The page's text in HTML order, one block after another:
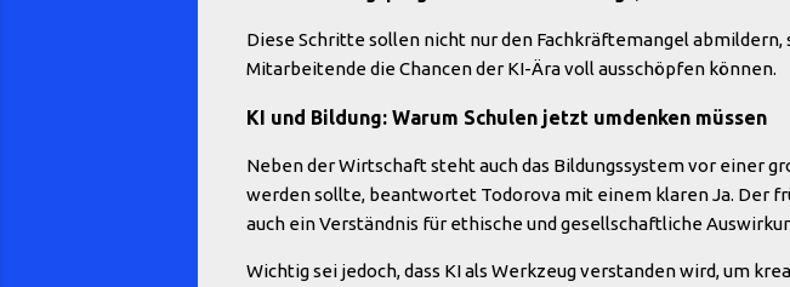
Diese Schritte sollen nicht nur den Fachkräftemangel
Mitarbeitende die Chancen der KI-Ära voll ausschöpfen können.
KI und Bildung: Warum Schulen jetzt umdenken müssen
Neben der Wirtschaft steht auch das Bildungssystem vor einer
werden sollte, beantwortet Todorova mit einem klaren Ja. Der
auch ein Verständnis für ethische und gesellschaftliche
Wichtig sei jedoch, dass KI als Werkzeug verstanden wird, um